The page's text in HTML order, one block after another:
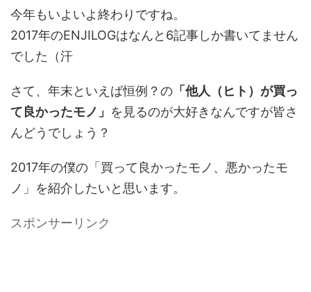
今年もいよいよ終わりですね。
2017年のENJILOGはなんと6記事しか書いてません
でした（汗
さて、年末といえば恒例？の 「他人（ヒト）が買っ
て良かったモノ」 を見るのが大好きなんですが皆さ
んどうでしょう？
2017年の僕の「買って良かったモノ、悪かったモ
ノ」を紹介したいと思います。
スポンサーリンク